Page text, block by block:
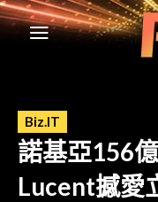
Biz.IT
諾基亞156
Lucent撼愛